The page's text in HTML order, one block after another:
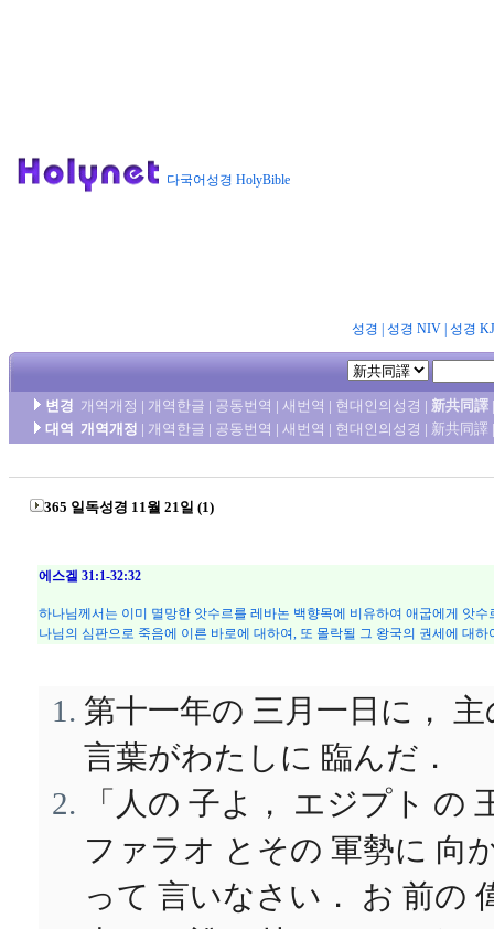
다국어성경 HolyBible
성경 성경 NIV| 성경
변경 개역개정 | 개역한글 | 공동번역 | 새번역 | 현대인의성경 | 新共同譯
대역 개역개정 | 개역한글 | 공동번역 | 새번역 | 현대인의성경 | 新共同譯
365 일독성경 11월 21일 (1)
에스겔 31:1-32:32
하나님께서는 이미 멸망한 앗수르를 레바논 백향목에 비유하여 애굽에게 앗
나님의 심판으로 죽음에 이른 바로에 대하여, 또 몰락될 그 왕국의 권세에 대하
第十一年の 三月一日に， 主
言葉がわたしに 臨んだ．
「人の 子よ， エジプト の
ファラオ とその 軍勢に 向
って 言いなさい． お 前の